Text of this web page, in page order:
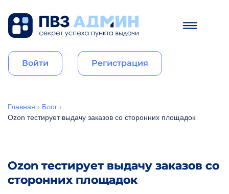
Войти Регистрация
Главная › Блог ›
Ozon тестирует выдачу заказов со сторонних площадок
Ozon тестирует выдачу заказов со
сторонних площадок